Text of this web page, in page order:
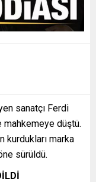
sanatçı Ferdi
mahkemeye düştü.
kurdukları marka
sürüldü.